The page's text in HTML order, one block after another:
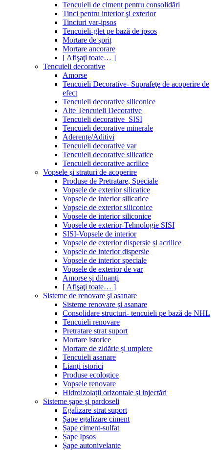
Tencuieli de ciment pentru consolidări
Tinci pentru interior şi exterior
Tinciuri var-ipsos
Tencuieli-glet pe bază de ipsos
Mortare de șpriț
Mortare ancorare
[ Afişaţi toate… ]
Tencuieli decorative
Amorse
Tencuieli Decorative- Suprafeţe de acoperire de
efect
Tencuieli decorative siliconice
Alte Tencuieli Decorative
Tencuieli decorative_SISI
Tencuieli decorative minerale
Aderențe/Aditivi
Tencuieli decorative var
Tencuieli decorative silicatice
Tencuieli decorative acrilice
Vopsele şi straturi de acoperire
Produse de Pretratare, Speciale
Vopsele de exterior silicatice
Vopsele de interior silicatice
Vopsele de exterior siliconice
Vopsele de interior siliconice
Vopsele de exterior-Tehnologie SISI
SISI-Vopsele de interior
Vopsele de exterior dispersie și acrilice
Vopsele de interior dispersie
Vopsele de interior speciale
Vopsele de exterior de var
Amorse și diluanți
[ Afişaţi toate… ]
Sisteme de renovare şi asanare
Sisteme renovare şi asanare
Consolidare structuri- tencuieli pe bază de NHL
Tencuieli renovare
Pretratare strat suport
Mortare istorice
Mortare de zidărie și umplere
Tencuieli asanare
Lianți istorici
Produse ecologice
Vopsele renovare
Hidroizolații orizontale și injectări
Sisteme şape şi pardoseli
Egalizare strat suport
Șape egalizare ciment
Șape ciment-sulfat
Șape Ipsos
Șape autonivelante